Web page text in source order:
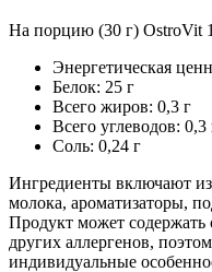
На порцию (30 г) OstroVit
Энергетическая
Белок: 25 г
Всего жиров: 0,3 г
Всего углеводов: 0,3
Соль: 0,24 г
Ингредиенты включают
молока, ароматизаторы,
Продукт может содержать
других аллергенов,
индивидуальные